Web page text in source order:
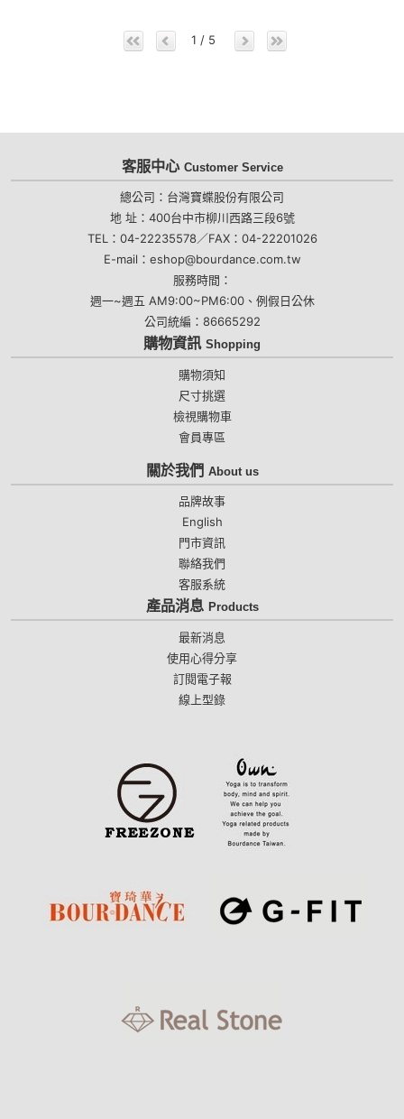
1 / 5
客服中心 Customer Service
總公司：台灣寶蝶股份有限公司
地 址：400台中市柳川西路三段6號
TEL：04-22235578／FAX：04-22201026
E-mail：eshop@bourdance.com.tw
服務時間：
週一~週五 AM9:00~PM6:00、例假日公休
公司統編：86665292
購物資訊 Shopping
購物須知
尺寸挑選
檢視購物車
會員專區
關於我們 About us
品牌故事
English
門市資訊
聯絡我們
客服系統
產品消息 Products
最新消息
使用心得分享
訂閱電子報
線上型錄